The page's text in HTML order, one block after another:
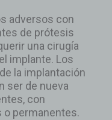
adversos con
de prótesis
una cirugía
implante. Los
la implantación
ser de nueva
con
o permanentes.